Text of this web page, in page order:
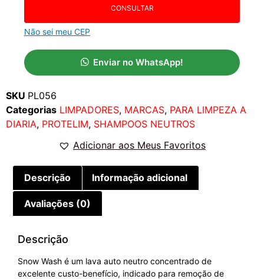
CONSULTAR
Não sei meu CEP
Enviar no WhatsApp!
SKU PL056
Categorias LIMPADORES, MARCAS, PARA LIMPEZA A
DIARIA, PROTELIM, SHAMPOOS NEUTROS
Adicionar aos Meus Favoritos
Descrição Informação adicional
Avaliações (0)
Descrição
Snow Wash é um lava auto neutro concentrado de
excelente custo-benefício, indicado para remoção de